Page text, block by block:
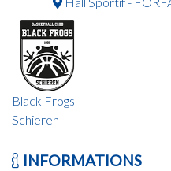
Black Frogs
Schieren
INFORMATIONS